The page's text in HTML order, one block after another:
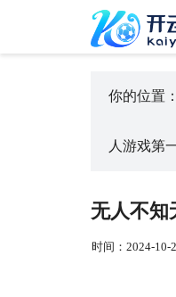
你的位置：
人游戏第
无人不知
时间：2024-10-